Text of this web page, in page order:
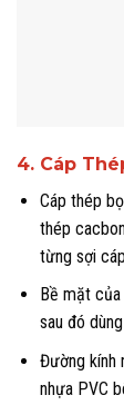
4. Cáp
Cáp thép
thép
từng sợi
Bề mặt
sau đó
Đường kính
nhựa PVC